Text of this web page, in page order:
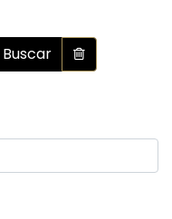
Buscar